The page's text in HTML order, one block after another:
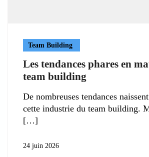
Team Building
Les tendances phares en
team building
De nombreuses tendances
cette industrie du team building.
24 juin 2026